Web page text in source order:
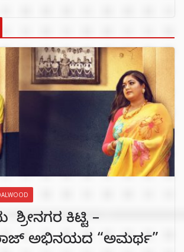
ಶ್ರೀನಗರ ಕಿಟ್ಟಿ –
ಅಭಿನಯದ “ಅಮರ್ಥ”